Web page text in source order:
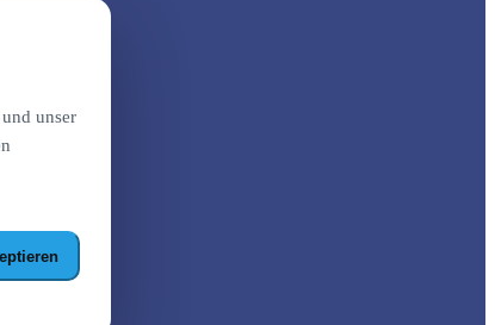
unser